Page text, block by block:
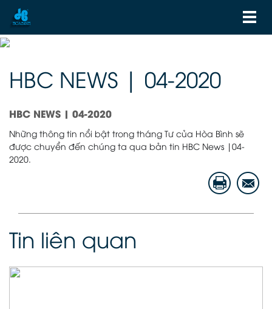
HBC NEWS | 04-2020
HBC NEWS | 04-2020
Những thông tin nổi bật trong tháng Tư của Hòa Bình sẽ
được chuyển đến chúng ta qua bản tin HBC News |04-
2020.
Tin liên quan